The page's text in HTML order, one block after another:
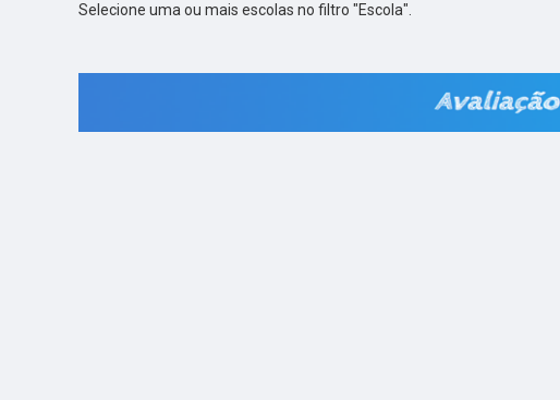
Selecione uma ou mais escolas no filtro "Escola".